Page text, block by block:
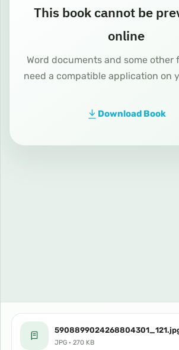
This book cannot be
online
Word documents and some other
need a compatible application on
Download Book
JPG · 270 KB